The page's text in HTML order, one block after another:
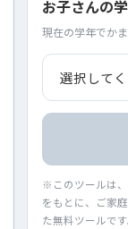
お子さんの
現在の学年でか
※このツールは
をもとに、ご家
た無料ツールで